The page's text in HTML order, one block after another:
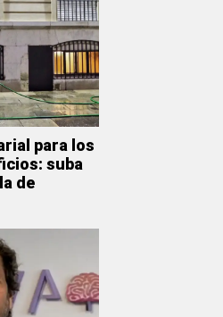
para los
suba
de